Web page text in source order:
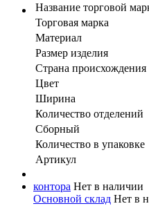
Название торговой
Торговая марка
Материал
Размер изделия
Страна происхождения
Цвет
Ширина
Количество отделений
Сборный
Количество в упaковке
Артикул
контора Нет в наличии
Основной склад Нет в